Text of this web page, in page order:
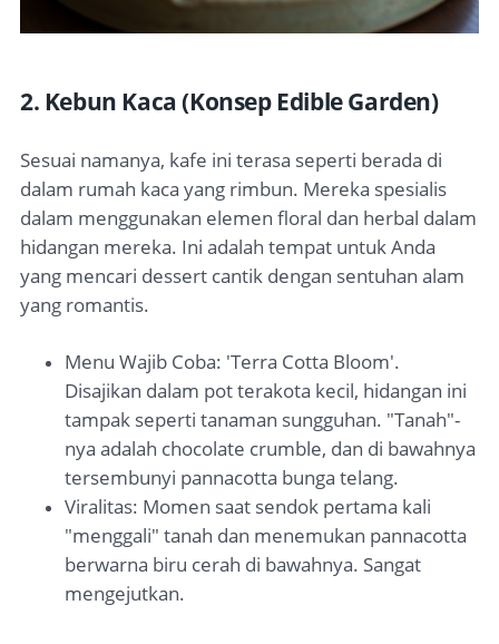
2. Kebun Kaca (Konsep Edible Garden)
Sesuai namanya, kafe ini terasa seperti berada di
dalam rumah kaca yang rimbun. Mereka spesialis
dalam menggunakan elemen floral dan herbal dalam
hidangan mereka. Ini adalah tempat untuk Anda
yang mencari dessert cantik dengan sentuhan alam
yang romantis.
Menu Wajib Coba: 'Terra Cotta Bloom'.
Disajikan dalam pot terakota kecil, hidangan ini
tampak seperti tanaman sungguhan. "Tanah"-
nya adalah chocolate crumble, dan di bawahnya
tersembunyi pannacotta bunga telang.
Viralitas: Momen saat sendok pertama kali
"menggali" tanah dan menemukan pannacotta
berwarna biru cerah di bawahnya. Sangat
mengejutkan.